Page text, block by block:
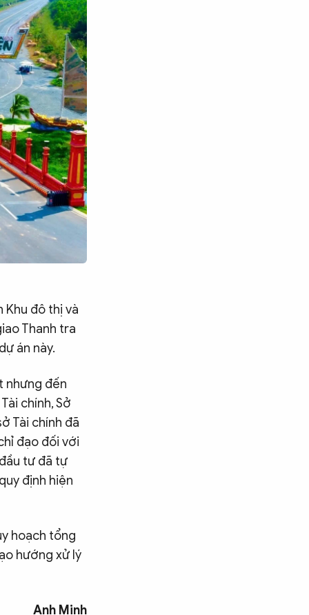
Khu đô thị và
Thanh tra
án này.
nhưng đến
chính, Sở
Tài chính đã
đạo đối với
tư đã tự
định hiện
hoạch tổng
hướng xử lý
Anh Minh